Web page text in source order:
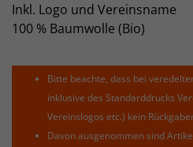
Inkl. Logo und Vereinsname
100 % Baumwolle (Bio)
Bitte beachte, dass bei
inklusive des Standarddrucks
Vereinslogos etc.) kein
Davon ausgenommen sind